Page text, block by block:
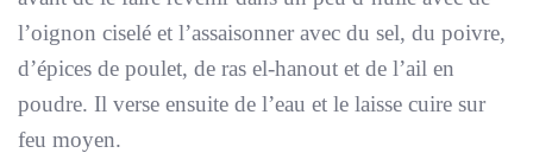
l’oignon ciselé et l’assaisonner avec du sel, du poivre,
d’épices de poulet, de ras el-hanout et de l’ail en
poudre. Il verse ensuite de l’eau et le laisse cuire sur
feu moyen.